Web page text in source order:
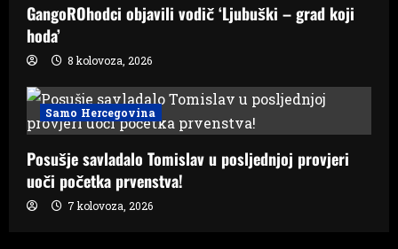
GangoROhodci objavili vodič ‘Ljubuški – grad koji
hoda’
8 kolovoza, 2026
Samo Hercegovina
Posušje savladalo Tomislav u posljednjoj provjeri
uoči početka prvenstva!
7 kolovoza, 2026